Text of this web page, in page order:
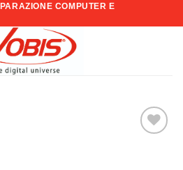
COMPUTER E